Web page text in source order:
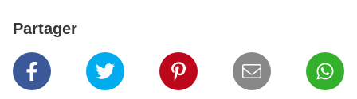
Partager